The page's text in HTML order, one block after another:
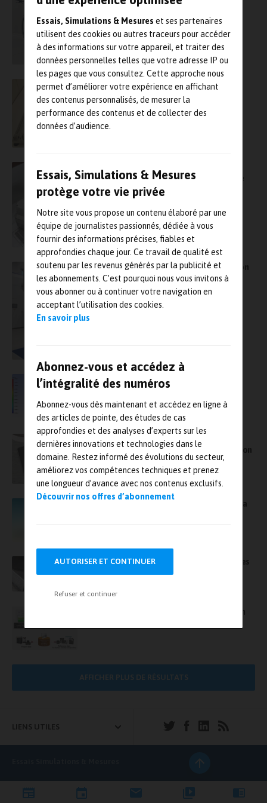
Essais, Simulations & Mesures et ses partenaires
utilisent des cookies ou autres traceurs pour accéder
à des informations sur votre appareil, et traiter des
données personnelles telles que votre adresse IP ou
les pages que vous consultez. Cette approche nous
permet d’améliorer votre expérience en affichant
des contenus personnalisés, de mesurer la
performance des contenus et de collecter des
données d’audience.
Essais, Simulations & Mesures
protège votre vie privée
Notre site vous propose un contenu élaboré par une
équipe de journalistes passionnés, dédiée à vous
fournir des informations précises, fiables et
approfondies chaque jour. Ce travail de qualité est
soutenu par les revenus générés par la publicité et
les abonnements. C’est pourquoi nous vous invitons à
vous abonner ou à continuer votre navigation en
acceptant l’utilisation des cookies.
En savoir plus
Abonnez-vous et accédez à
l’intégralité des numéros
Abonnez-vous dès maintenant et accédez en ligne à
des articles de pointe, des études de cas
approfondies et des analyses d’experts sur les
dernières innovations et technologies dans le
domaine. Restez informé des évolutions du secteur,
améliorez vos compétences techniques et prenez
une longueur d’avance avec nos contenus exclusifs.
Découvrir nos offres d’abonnement
AUTORISER ET CONTINUER
Refuser et continuer
Clip FAM vient de s’achever et ouvre de
nouvelles perpectives en matière de
fabrication additive
international fabrication additive métallique
les 13 et 14 avril au Cetim, à Senlis
Safran et SLM Solutions testent la fabrication
additive par SLM pour réaliser le caisson
d’atterrisseur avant de ses avions d’affaires
Ansys et Siemens Energy veulent rendre la
fabrication additive plus accessible
Igus lance un outil en ligne pour calculer la
durée de vie des paliers réalisés par fabrication
additive
Le Cetim propose une offre complète pour la
Le Cetim renforcera dès 2018 les compétences
du Plateau de Saclay dans la fabrication
De nouvelles solutions Granta en fabrication
AFFICHER PLUS DE RÉSULTATS
LIENS UTILES